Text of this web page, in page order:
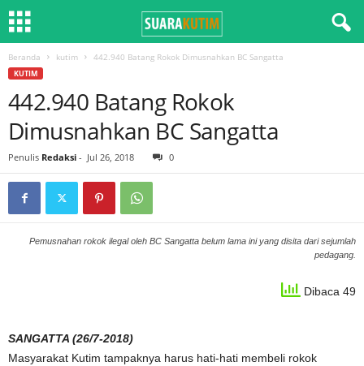
Beranda kutim 442.940 Batang Rokok Dimusnahkan BC Sangatta
KUTIM
442.940 Batang Rokok
Dimusnahkan BC Sangatta
Penulis Redaksi - Jul 26, 2018 0
Pemusnahan rokok ilegal oleh BC Sangatta belum lama ini yang disita dari sejumlah
pedagang.
Dibaca 49
SANGATTA (26/7-2018)
Masyarakat Kutim tampaknya harus hati-hati membeli rokok